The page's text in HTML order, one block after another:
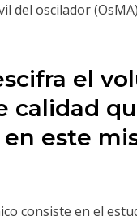
del oscilador
el
calidad
este
consiste en el